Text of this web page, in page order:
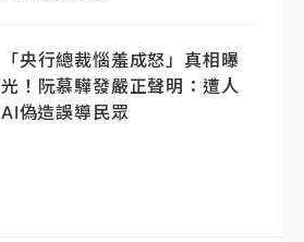
「央行總裁惱羞成怒」真相曝
光！阮慕驊發嚴正聲明： 遭人
AI偽造誤導民眾